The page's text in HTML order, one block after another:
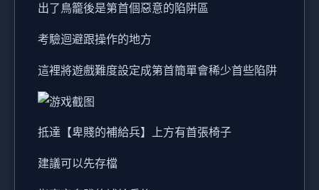
出了鳥籠後是第首個惡意的陷阱區
考驗迴避跟操作的地方
這裡將遊戲難度設定成第首簡單會稀少首些陷阱
抵達【卑賤的補給兵】上方有首張椅子
建議可以先存檔